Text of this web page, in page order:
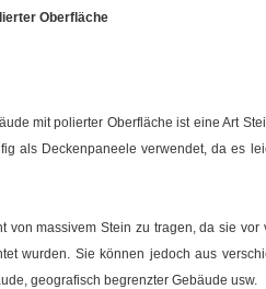
Oberfläche
mit polierter Oberfläche ist eine Art
als Deckenpaneele verwendet, da es
massivem Stein zu tragen, da sie vor
wurden. Sie können jedoch aus
geografisch begrenzter Gebäude usw.